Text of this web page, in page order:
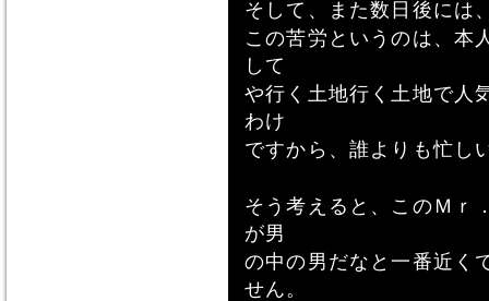
そして、また数日後には
この苦労というのは、本
して
や行く土地行く土地で人
わけ
ですから、誰よりも忙し
そう考えると、このＭｒ
が男
の中の男だなと一番近く
せん。